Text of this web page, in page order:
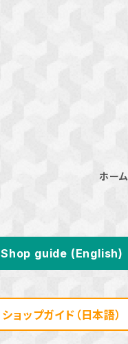
ホーム
Shop guide (English)
ショップガイド（日本語）